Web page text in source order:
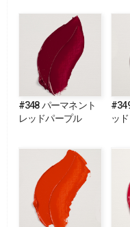
#348 パーマネント
レッドパープル
ッド